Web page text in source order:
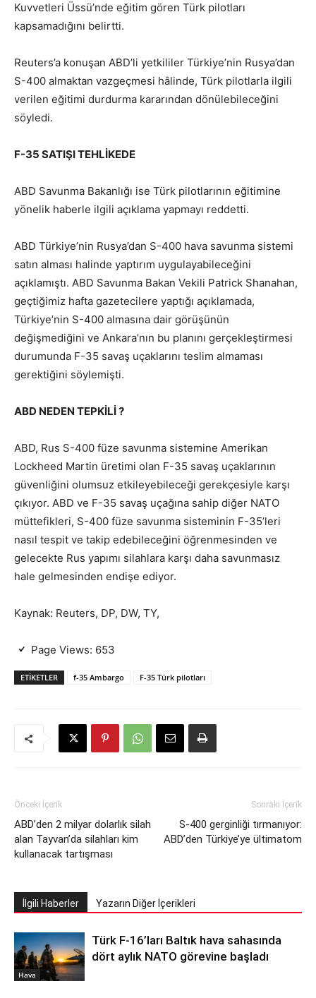
Kuvvetleri Üssü’nde eğitim gören Türk pilotları
kapsamadığını belirtti.
Reuters’a konuşan ABD’li yetkililer Türkiye’nin Rusya’dan
S-400 almaktan vazgeçmesi hâlinde, Türk pilotlarla ilgili
verilen eğitimi durdurma kararından dönülebileceğini
söyledi.
F-35 SATIŞI TEHLİKEDE
ABD Savunma Bakanlığı ise Türk pilotlarının eğitimine
yönelik haberle ilgili açıklama yapmayı reddetti.
ABD Türkiye’nin Rusya’dan S-400 hava savunma sistemi
satın alması halinde yaptırım uygulayabileceğini
açıklamıştı. ABD Savunma Bakan Vekili Patrick Shanahan,
geçtiğimiz hafta gazetecilere yaptığı açıklamada,
Türkiye’nin S-400 almasına dair görüşünün
değişmediğini ve Ankara’nın bu planını gerçekleştirmesi
durumunda F-35 savaş uçaklarını teslim almaması
gerektiğini söylemişti.
ABD NEDEN TEPKİLİ ?
ABD, Rus S-400 füze savunma sistemine Amerikan
Lockheed Martin üretimi olan F-35 savaş uçaklarının
güvenliğini olumsuz etkileyebileceği gerekçesiyle karşı
çıkıyor. ABD ve F-35 savaş uçağına sahip diğer NATO
müttefikleri, S-400 füze savunma sisteminin F-35’leri
nasıl tespit ve takip edebileceğini öğrenmesinden ve
gelecekte Rus yapımı silahlara karşı daha savunmasız
hale gelmesinden endişe ediyor.
Kaynak: Reuters, DP, DW, TY,
Page Views: 653
ETIKETLER f-35 Ambargo F-35 Türk pilotları
Önceki İçerik
ABD’den 2 milyar dolarlık silah
alan Tayvan’da silahları kim
kullanacak tartışması
Sonraki İçerik
S-400 gerginliği tırmanıyor:
ABD’den Türkiye’ye ültimatom
İlgili Haberler Yazarın Diğer İçerikleri
Hava
Türk F-16’ları Baltık hava sahasında
dört aylık NATO görevine başladı